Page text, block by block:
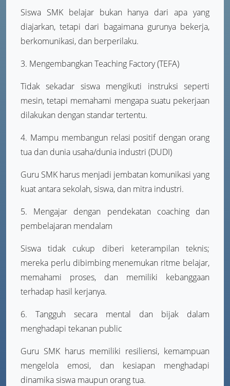
Siswa SMK belajar bukan hanya dari apa yang
diajarkan, tetapi dari bagaimana gurunya bekerja,
berkomunikasi, dan berperilaku.
3. Mengembangkan Teaching Factory (TEFA)
Tidak sekadar siswa mengikuti instruksi seperti
mesin, tetapi memahami mengapa suatu pekerjaan
dilakukan dengan standar tertentu.
4. Mampu membangun relasi positif dengan orang
tua dan dunia usaha/dunia industri (DUDI)
Guru SMK harus menjadi jembatan komunikasi yang
kuat antara sekolah, siswa, dan mitra industri.
5. Mengajar dengan pendekatan coaching dan
pembelajaran mendalam
Siswa tidak cukup diberi keterampilan teknis;
mereka perlu dibimbing menemukan ritme belajar,
memahami proses, dan memiliki kebanggaan
terhadap hasil kerjanya.
6. Tangguh secara mental dan bijak dalam
menghadapi tekanan public
Guru SMK harus memiliki resiliensi, kemampuan
mengelola emosi, dan kesiapan menghadapi
dinamika siswa maupun orang tua.